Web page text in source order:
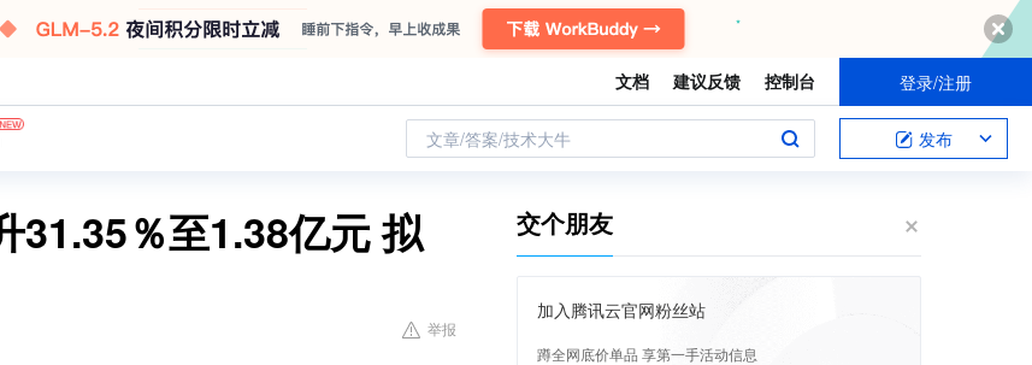
文档 建议反馈 控制台 登录/注册
文章/答案/技术大牛 发布
31.35％至1.38亿元 拟
举报
交个朋友
加入腾讯云官网粉丝站
蹲全网底价单品 享第一手活动信息